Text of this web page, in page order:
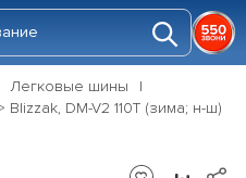
Легковые шины
DM-V2 110T (зима; н-ш)